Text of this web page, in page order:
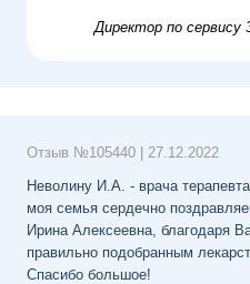
Директор по сервису
Отзыв №105440
27.12.2022
Неволину И.А. - врача
моя семья сердечно
Ирина Алексеевна, благодаря
правильно подобранным
Спасибо большое!